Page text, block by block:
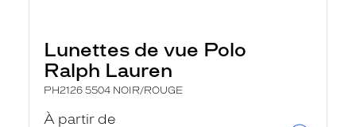
Lunettes de vue Polo
Ralph Lauren
PH2126 5504 NOIR/ROUGE
À partir de